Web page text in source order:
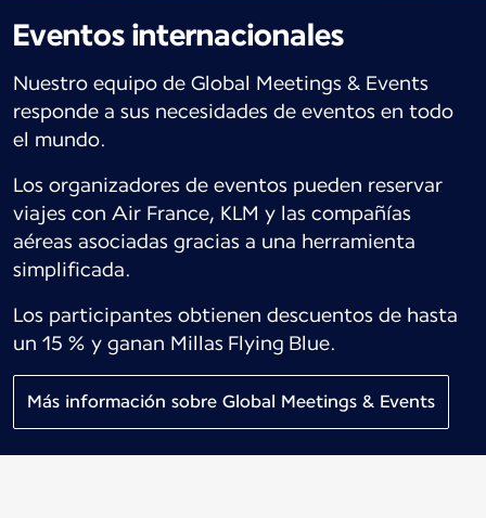
Eventos internacionales
Nuestro equipo de Global Meetings & Events
responde a sus necesidades de eventos en todo
el mundo.
Los organizadores de eventos pueden reservar
viajes con Air France, KLM y las compañías
aéreas asociadas gracias a una herramienta
simplificada.
Los participantes obtienen descuentos de hasta
un 15 % y ganan Millas Flying Blue.
Más información sobre Global Meetings & Events